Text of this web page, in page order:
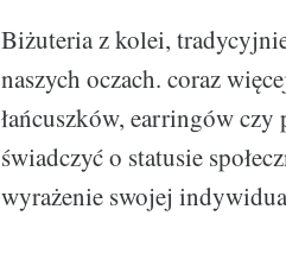
Biżuteria z kolei,
naszych oczach. coraz
łańcuszków, earringów
świadczyć o statusie
wyrażenie swojej